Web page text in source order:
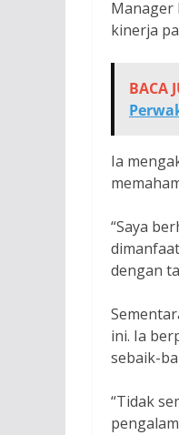
Manager
kinerja
BACA
Ia
“Saya
dengan
ini. Ia
sebaik-
“Tidak